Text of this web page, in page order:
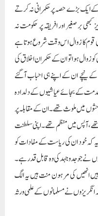
کے ایک بڑے حصہ پر حکمرانی نہ کرتے
بر صغیر اور افریقہ پر حکومت نہ
قوم کا زوال اس وقت شروع ہوتا ہے
زوال ہوا تو ان کے حکمران اخلاق کی
نیچے ان کے اپنے ہی احباب آگئے
کے بجائے عیاشیوں کے دلدادہ
میں ملوث تھے۔ان کے مقابلہ پر
میں منظم تھے۔اپنی سلطنت
کہ خود ان کی ریاست کے مفادات کو
نے جوجدو جہد کی وہ قابل قدر ہے۔
انھیں کی مرہون منت ہیں یہ الگ
نے مسلمانوں کے علمی ورثہ